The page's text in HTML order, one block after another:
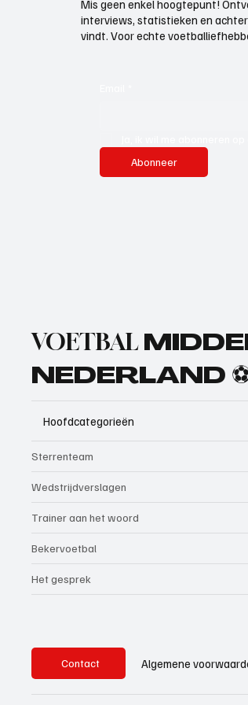
Mis geen enkel hoogtepunt!
interviews, statistieken en
vindt. Voor echte
Abonneer
VOETBAL
NEDERLAND
Hoofdcategorieën
Sterrenteam
Wedstrijdverslagen
Trainer aan het woord
Bekervoetbal
Het gesprek
Contact Algemene